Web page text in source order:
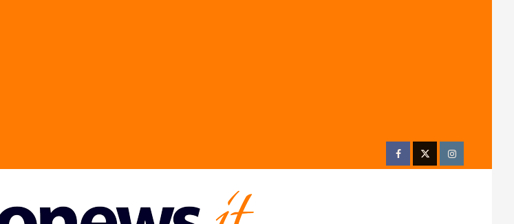
FacebookTwitterInstagram